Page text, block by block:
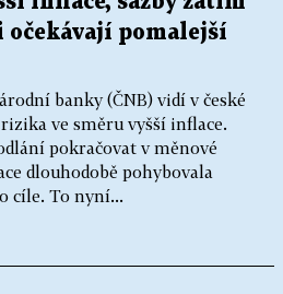
očekávají pomalejší
banky (ČNB) vidí v české
ve směru vyšší inflace.
pokračovat v měnové
dlouhodobě pohybovala
cíle. To nyní...